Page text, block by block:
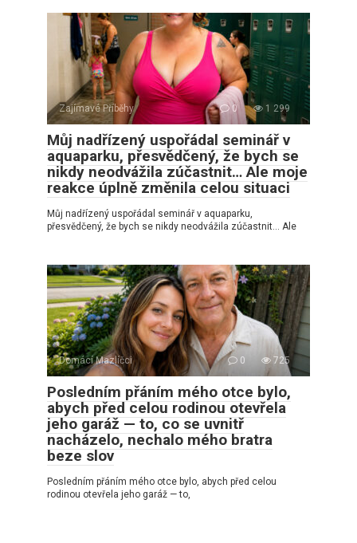
Zajímavé Příběhy 0 1 299
Můj nadřízený uspořádal seminář v
aquaparku, přesvědčený, že bych se
nikdy neodvážila zúčastnit… Ale moje
reakce úplně změnila celou situaci
Můj nadřízený uspořádal seminář v aquaparku,
přesvědčený, že bych se nikdy neodvážila zúčastnit… Ale
Domácí Mazlíčci 0 725
Posledním přáním mého otce bylo,
abych před celou rodinou otevřela
jeho garáž — to, co se uvnitř
nacházelo, nechalo mého bratra
beze slov
Posledním přáním mého otce bylo, abych před celou
rodinou otevřela jeho garáž — to,